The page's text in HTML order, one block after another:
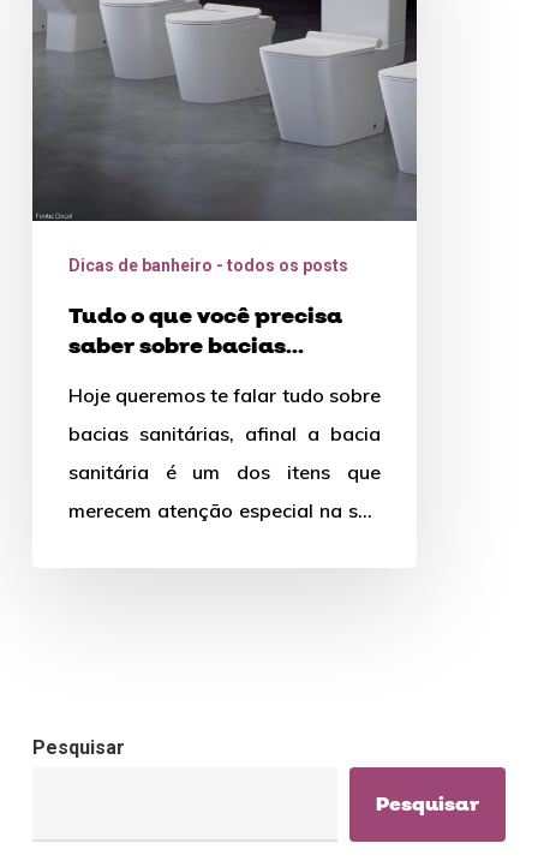
você
sanitárias
Dicas de banheiro - todos os posts
Tudo o que você precisa
saber sobre bacias
Hoje queremos te falar tudo sobre
bacias sanitárias, afinal a bacia
sanitária é um dos itens que
merecem atenção especial na sua
Pesquisar
Pesquisar